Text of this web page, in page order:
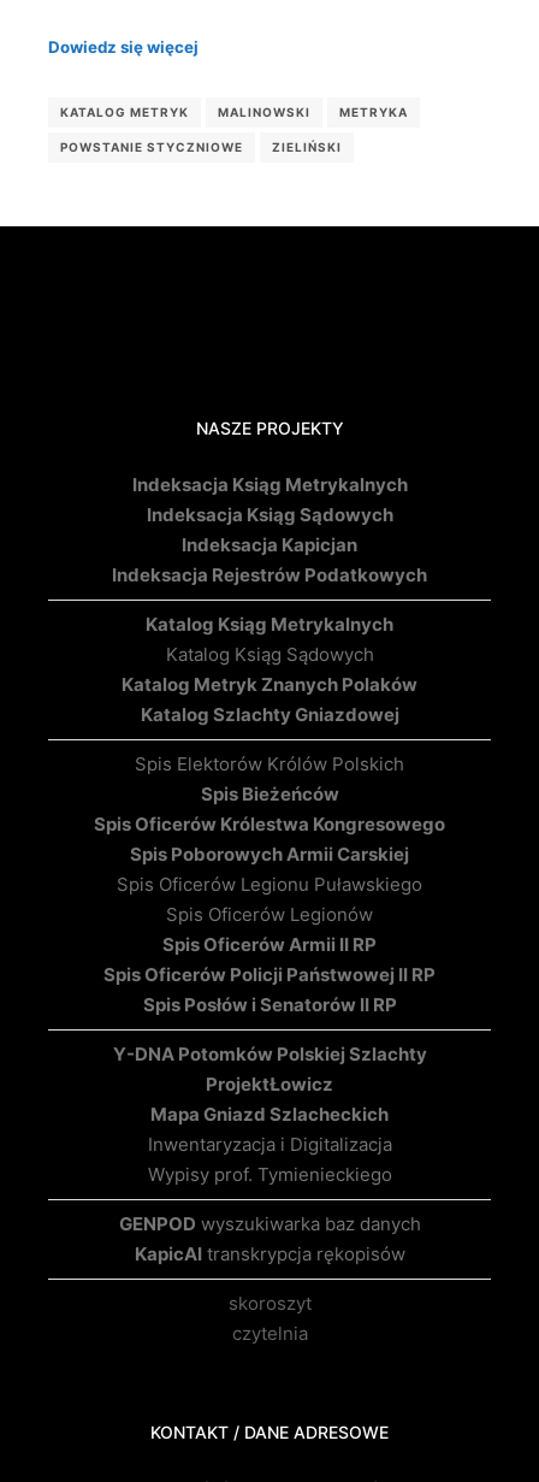
Dowiedz się więcej
KATALOG METRYK MALINOWSKI METRYKA
POWSTANIE STYCZNIOWE ZIELIŃSKI
NASZE PROJEKTY
Indeksacja Ksiąg Metrykalnych
Indeksacja Ksiąg Sądowych
Indeksacja Kapicjan
Indeksacja Rejestrów Podatkowych
Katalog Ksiąg Metrykalnych
Katalog Ksiąg Sądowych
Katalog Metryk Znanych Polaków
Katalog Szlachty Gniazdowej
Spis Elektorów Królów Polskich
Spis Bieżeńców
Spis Oficerów Królestwa Kongresowego
Spis Poborowych Armii Carskiej
Spis Oficerów Legionu Puławskiego
Spis Oficerów Legionów
Spis Oficerów Armii II RP
Spis Oficerów Policji Państwowej II RP
Spis Posłów i Senatorów II RP
Y-DNA Potomków Polskiej Szlachty
ProjektŁowicz
Mapa Gniazd Szlacheckich
Inwentaryzacja i Digitalizacja
Wypisy prof. Tymienieckiego
GENPOD wyszukiwarka baz danych
KapicAItranskrypcja rękopisów
skoroszyt
czytelnia
KONTAKT / DANE ADRESOWE